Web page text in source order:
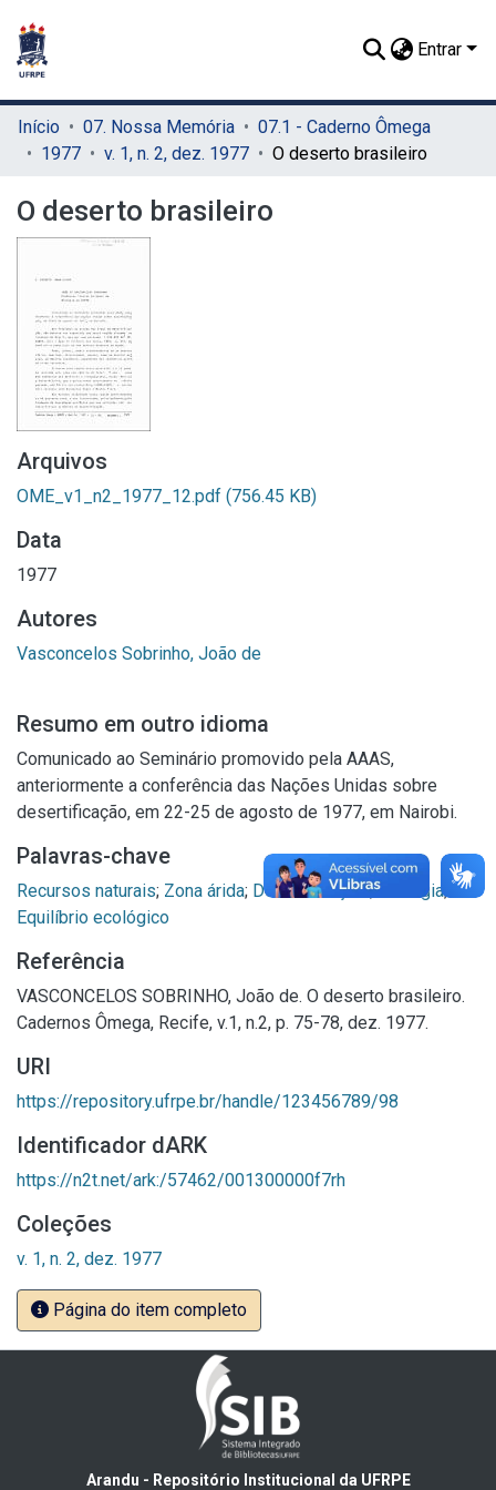
Entrar
Início 07. Nossa Memória
07.1 - Caderno Ômega
1977
v. 1, n. 2, dez. 1977 O deserto brasileiro
O deserto brasileiro
Arquivos
OME_v1_n2_1977_12.pdf (756.45 KB)
Data
1977
Autores
Vasconcelos Sobrinho, João de
Resumo em outro idioma
Comunicado ao Seminário promovido pela AAAS,
anteriormente a conferência das Nações Unidas sobre
desertificação, em 22-25 de agosto de 1977, em Nairobi.
Palavras-chave
Recursos naturais; Zona árida; Desertificação;Ecologia;
Equilíbrio ecológico
Referência
VASCONCELOS SOBRINHO, João de. O deserto brasileiro.
Cadernos Ômega, Recife, v.1, n.2, p. 75-78, dez. 1977.
URI
https://repository.ufrpe.br/handle/123456789/98
Identificador dARK
https://n2t.net/ark:/57462/001300000f7rh
Coleções
v. 1, n. 2, dez. 1977
Página do item completo
Arandu - Repositório Institucional da UFRPE